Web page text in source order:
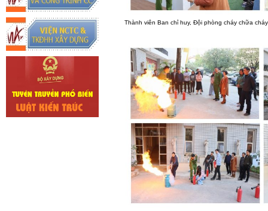
Thành viên Ban chỉ huy, Đội phòng cháy chữa